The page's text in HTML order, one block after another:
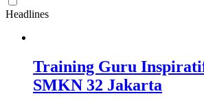
Headlines
Training Guru
SMKN 32 Jakarta